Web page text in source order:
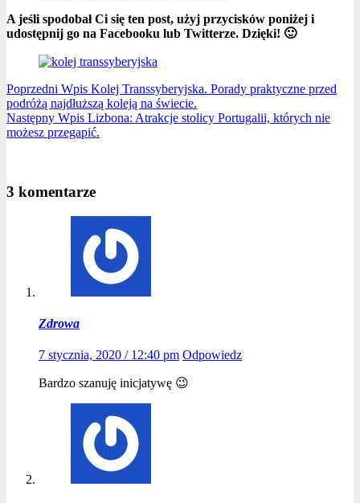
A jeśli spodobał Ci się ten post, użyj przycisków poniżej i
udostępnij go na Facebooku lub Twitterze. Dzięki! 🙂
Poprzedni Wpis Kolej Transsyberyjska. Porady praktyczne przed
podróżą najdłuższą koleją na świecie.
Następny Wpis Lizbona: Atrakcje stolicy Portugalii, których nie
możesz przegapić.
3 komentarze
Zdrowa
7 stycznia, 2020 / 12:40 pm Odpowiedz
Bardzo szanuję inicjatywę 😉